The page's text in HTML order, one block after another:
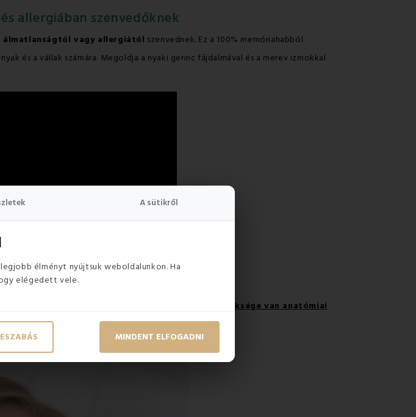
A sütikről
élményt nyújtsuk weboldalunkon. Ha
elégedett vele.
MINDENT ELFOGADNI
allergiában szenvedőknek
vagy allergiától szenvednek. Ez a 100% memóriahabból
és a vállak számára. Megoldja a nyaki gerinc fájdalmával és a merev izmokkal
olvassa el cikkünket, hogy megtudja a választ:
Szüksége van anatómiai